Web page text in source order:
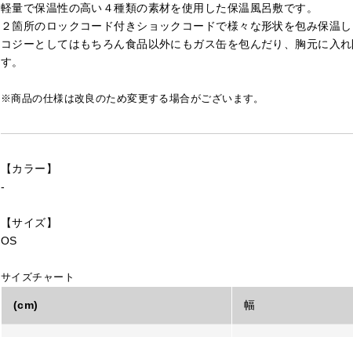
軽量で保温性の高い４種類の素材を使用した保温風呂敷です。
２箇所のロックコード付きショックコードで様々な形状を包み保温
コジーとしてはもちろん食品以外にもガス缶を包んだり、胸元に入
す。
※商品の仕様は改良のため変更する場合がございます。
【カラー】
-
【サイズ】
OS
サイズチャート
(cm) 幅